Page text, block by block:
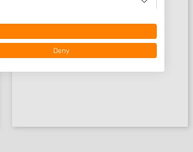
Deny